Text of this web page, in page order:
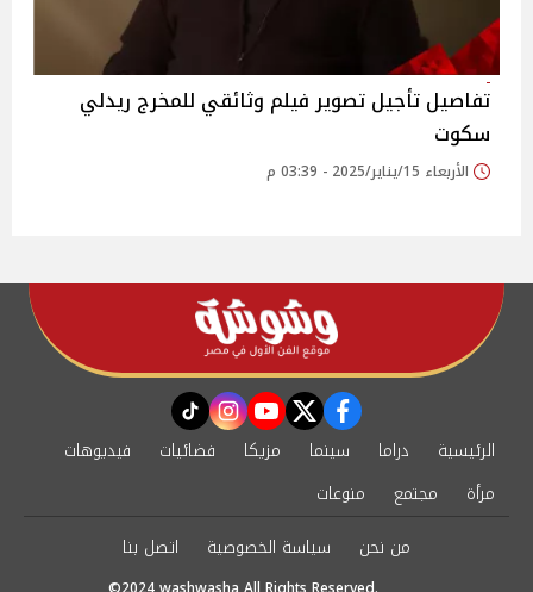
تفاصيل تأجيل تصوير فيلم وثائقي للمخرج ريدلي
سكوت
الأربعاء 15/يناير/2025 - 03:39 م
facebook
twitter
youtube
instagram
tiktok
الرئيسية دراما سينما مزيكا فضائيات
فيديوهات
مرأة
مجتمع
منوعات
من نحن
سياسة الخصوصية اتصل بنا